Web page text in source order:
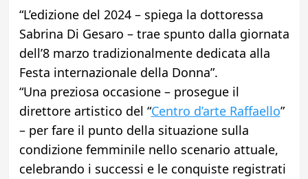
“L’edizione del 2024 – spiega la dottoressa
Sabrina Di Gesaro – trae spunto dalla giornata
dell’8 marzo tradizionalmente dedicata alla
Festa internazionale della Donna”.
“Una preziosa occasione – prosegue il
direttore artistico del “Centro d’arte Raffaello”
– per fare il punto della situazione sulla
condizione femminile nello scenario attuale,
celebrando i successi e le conquiste registrati